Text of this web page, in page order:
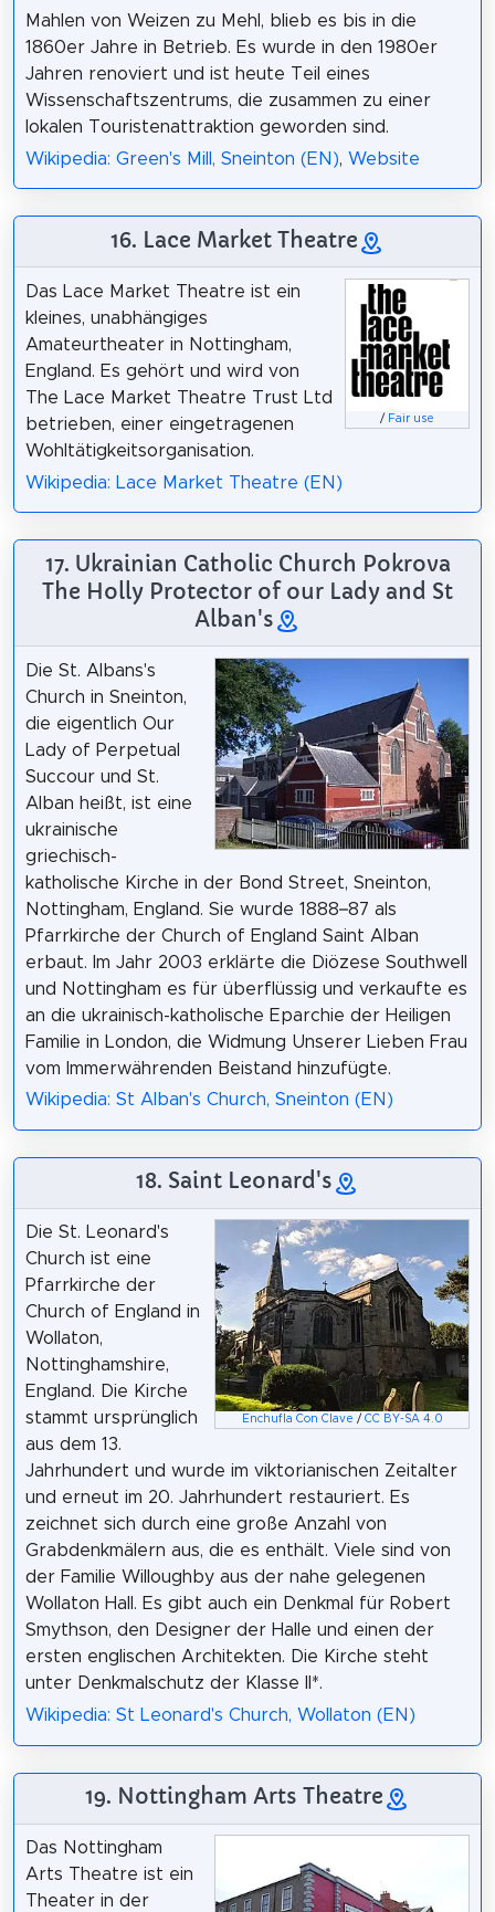
Mahlen von Weizen zu Mehl, blieb es bis in die
1860er Jahre in Betrieb. Es wurde in den 1980er
Jahren renoviert und ist heute Teil eines
Wissenschaftszentrums, die zusammen zu einer
lokalen Touristenattraktion geworden sind.
Wikipedia: Green's Mill, Sneinton (EN), Website
16. Lace Market Theatre
/ Fair use
Das Lace Market Theatre ist ein
kleines, unabhängiges
Amateurtheater in Nottingham,
England. Es gehört und wird von
The Lace Market Theatre Trust Ltd
betrieben, einer eingetragenen
Wohltätigkeitsorganisation.
Wikipedia: Lace Market Theatre (EN)
17. Ukrainian Catholic Church Pokrova
The Holly Protector of our Lady and St
Alban's
Die St. Albans's
Church in Sneinton,
die eigentlich Our
Lady of Perpetual
Succour und St.
Alban heißt, ist eine
ukrainische
griechisch-
katholische Kirche in der Bond Street, Sneinton,
Nottingham, England. Sie wurde 1888–87 als
Pfarrkirche der Church of England Saint Alban
erbaut. Im Jahr 2003 erklärte die Diözese Southwell
und Nottingham es für überflüssig und verkaufte es
an die ukrainisch-katholische Eparchie der Heiligen
Familie in London, die Widmung Unserer Lieben Frau
vom Immerwährenden Beistand hinzufügte.
Wikipedia: St Alban's Church, Sneinton (EN)
18. Saint Leonard's
Enchufla Con Clave / CC BY-SA 4.0
Die St. Leonard's
Church ist eine
Pfarrkirche der
Church of England in
Wollaton,
Nottinghamshire,
England. Die Kirche
stammt ursprünglich
aus dem 13.
Jahrhundert und wurde im viktorianischen Zeitalter
und erneut im 20. Jahrhundert restauriert. Es
zeichnet sich durch eine große Anzahl von
Grabdenkmälern aus, die es enthält. Viele sind von
der Familie Willoughby aus der nahe gelegenen
Wollaton Hall. Es gibt auch ein Denkmal für Robert
Smythson, den Designer der Halle und einen der
ersten englischen Architekten. Die Kirche steht
unter Denkmalschutz der Klasse II*.
Wikipedia: St Leonard's Church, Wollaton (EN)
19. Nottingham Arts Theatre
Das Nottingham
Arts Theatre ist ein
Theater in der